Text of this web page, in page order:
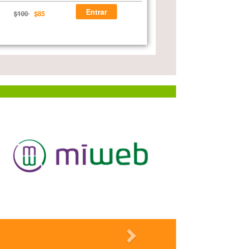
$100$85 Entrar